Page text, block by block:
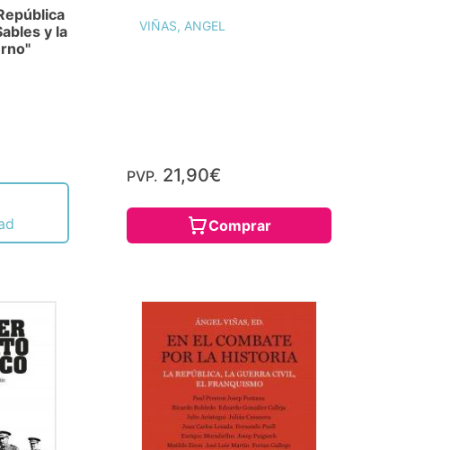
y la
VIÑAS, ANGEL
PVP. 21,90€
Comprar